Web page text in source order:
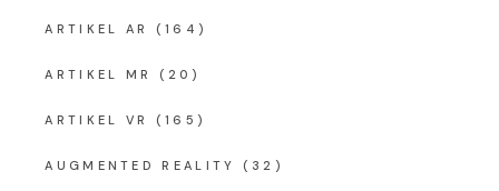
ARTIKEL AR (164)
ARTIKEL MR (20)
ARTIKEL VR (165)
AUGMENTED REALITY (32)